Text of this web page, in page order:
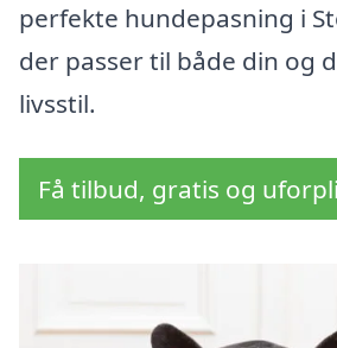
perfekte hundepasning i
der passer til både din og
livsstil.
Få tilbud, gratis og